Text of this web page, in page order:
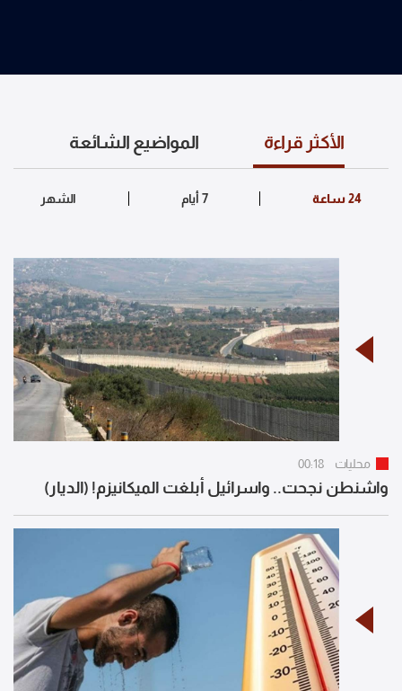
الأكثر قراءة المواضيع الشائعة
محليات 00:18
واشنطن نجحت.. واسرائيل أبلغت الميكانيزم! (الديار)